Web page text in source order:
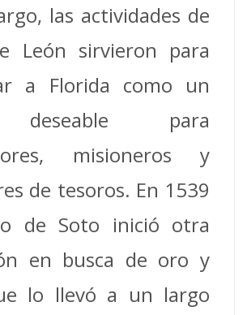
las actividades de
León sirvieron para
a Florida como un
para
misioneros y
de tesoros. En 1539
de Soto inició otra
en busca de oro y
lo llevó a un largo